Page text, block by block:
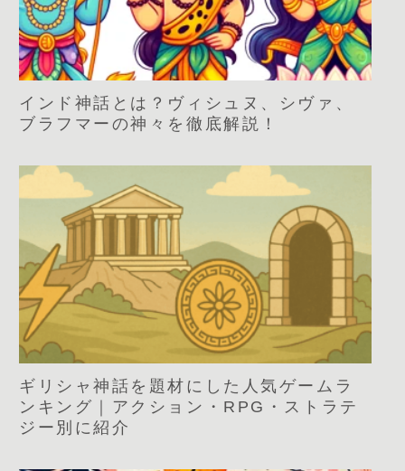
インド神話とは？ヴィシュヌ、シヴァ、
ブラフマーの神々を徹底解説！
ギリシャ神話を題材にした人気ゲームラ
ンキング｜アクション・RPG・ストラテ
ジー別に紹介